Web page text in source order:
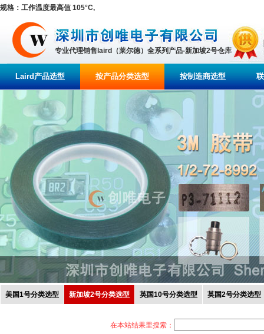
规格：工作温度最高值 105°C,
专业代理销售laird（莱尔德）全系列产品-新加坡2号仓库
Laird产品选型 按产品分类选型 按制造商选型
美国1号分类选型 新加坡2号分类选型 英国10号分类选型 英国2号分类选型
在本站结果里搜索：